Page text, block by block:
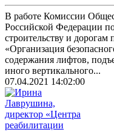
В работе Комиссии
Российской Федерации
строительству и дорогам
«Организация
содержания лифтов,
иного вертикального...
07.04.2021 14:02:00